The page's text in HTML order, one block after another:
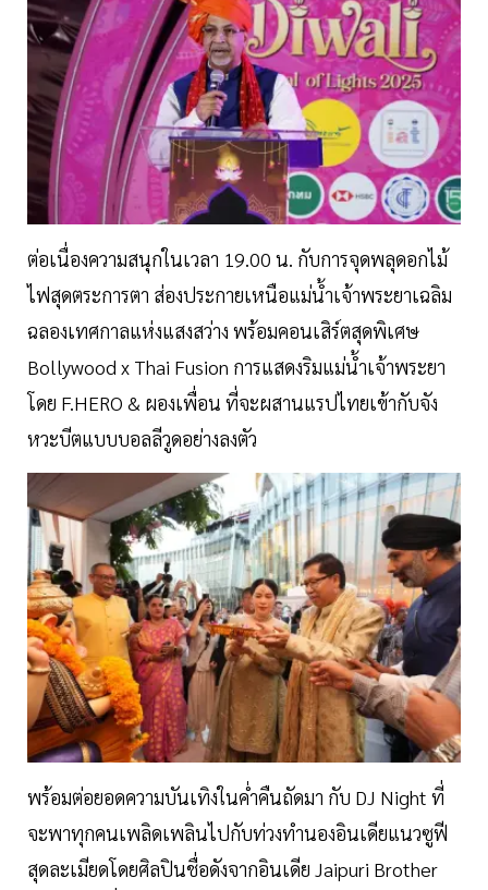
ต่อเนื่องความสนุกในเวลา 19.00 น. กับการจุดพลุดอกไม้
ไฟสุดตระการตา ส่องประกายเหนือแม่น้ำเจ้าพระยาเฉลิม
ฉลองเทศกาลแห่งแสงสว่าง พร้อมคอนเสิร์ตสุดพิเศษ
Bollywood x Thai Fusion การแสดงริมแม่น้ำเจ้าพระยา
โดย F.HERO & ผองเพื่อน ที่จะผสานแรปไทยเข้ากับจัง
หวะบีตแบบบอลลีวูดอย่างลงตัว
พร้อมต่อยอดความบันเทิงในค่ำคืนถัดมา กับ DJ Night ที่
จะพาทุกคนเพลิดเพลินไปกับท่วงทำนองอินเดียแนวซูฟี
สุดละเมียดโดยศิลปินชื่อดังจากอินเดีย Jaipuri Brother